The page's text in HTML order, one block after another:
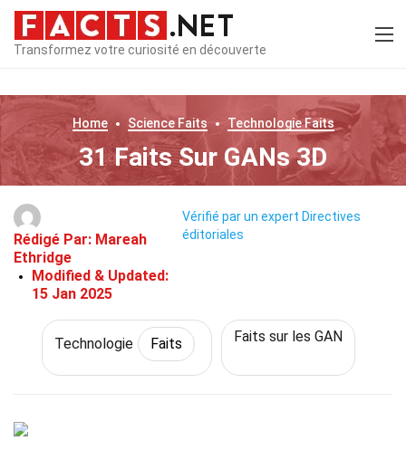
Transformez votre curiosité en découverte
Home ScienceFaits TechnologieFaits
31 Faits Sur GANs 3D
Rédigé Par: Mareah
Ethridge
Modified & Updated:
15 Jan 2025
Vérifié par un expert Directives
éditoriales
Technologie Faits Faits sur les GAN